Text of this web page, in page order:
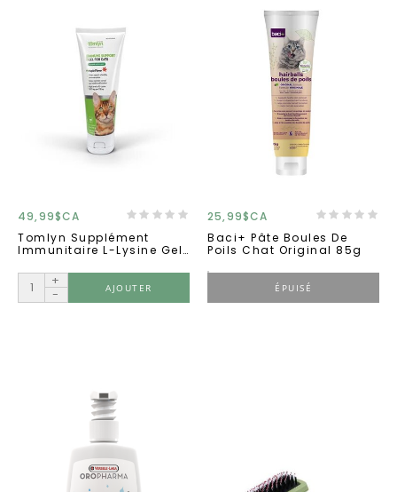
49,99$CA
Tomlyn Supplément
Immunitaire L-Lysine Gel
+
-
AJOUTER
25,99$CA
Baci+ Pâte Boules De
Poils Chat Original 85g
ÉPUISÉ